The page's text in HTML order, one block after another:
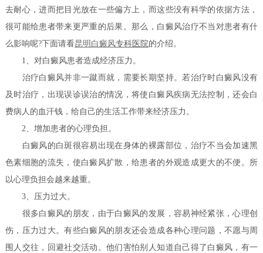
去耐心，进而把目光放在一些偏方上，而这些没有科学的依据方法，
很可能给患者带来更严重的后果。那么，白癜风治疗不当对患者有什
么影响呢?下面请看昆明白癜风专科医院的介绍。
1、对白癜风患者造成经济压力。
治疗白癜风并非一蹴而就，需要长期坚持。若治疗时白癜风没有
及时治疗，出现误诊误治的情况，将使白癜风疾病无法控制，还会白
费病人的血汗钱，给自己的生活工作带来经济压力。
2、增加患者的心理负担。
白癜风的白斑很容易出现在身体的裸露部位，治疗不当会加速黑
色素细胞的流失，使白癜风扩散，给患者的外观造成更大的不便。所
以心理负担会越来越重。
3、压力过大。
很多白癜风的朋友，由于白癜风的发展，容易神经紧张，心理创
伤，压力过大。有些白癜风的朋友还会造成各种心理问题，不愿与周
围人交往，回避社交活动。他们害怕别人知道自己得了白癜风，有一